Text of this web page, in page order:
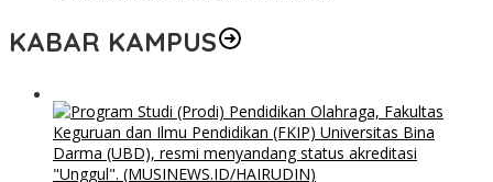
KABAR KAMPUS